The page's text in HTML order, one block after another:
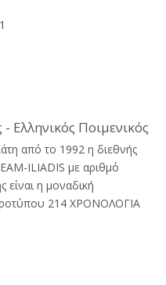
Ελληνικός Ποιμενικός
από το 1992 η διεθνής
ILIADIS με αριθμό
η μοναδική
214 ΧΡΟΝΟΛΟΓΙΑ